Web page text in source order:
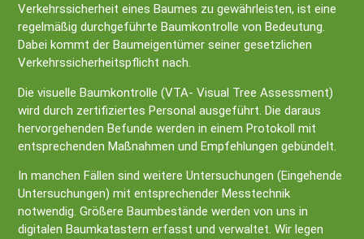
Verkehrssicherheit eines Baumes zu gewährleisten, ist eine
regelmäßig durchgeführte Baumkontrolle von Bedeutung.
Dabei kommt der Baumeigentümer seiner gesetzlichen
Verkehrssicherheitspflicht nach.
Die visuelle Baumkontrolle (VTA- Visual Tree Assessment)
wird durch zertifiziertes Personal ausgeführt. Die daraus
hervorgehenden Befunde werden in einem Protokoll mit
entsprechenden Maßnahmen und Empfehlungen gebündelt.
In manchen Fällen sind weitere Untersuchungen (Eingehende
Untersuchungen) mit entsprechender Messtechnik
notwendig. Größere Baumbestände werden von uns in
digitalen Baumkatastern erfasst und verwaltet. Wir legen